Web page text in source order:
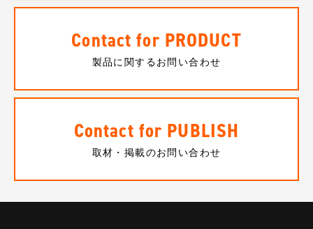
Contact for PRODUCT
製品に関するお問い合わせ
Contact for PUBLISH
取材・掲載のお問い合わせ